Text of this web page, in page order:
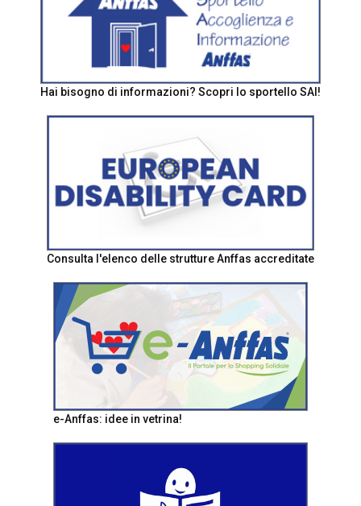
Hai bisogno di informazioni? Scopri lo sportello SAI!
Consulta l'elenco delle strutture Anffas accreditate
e-Anffas: idee in vetrina!